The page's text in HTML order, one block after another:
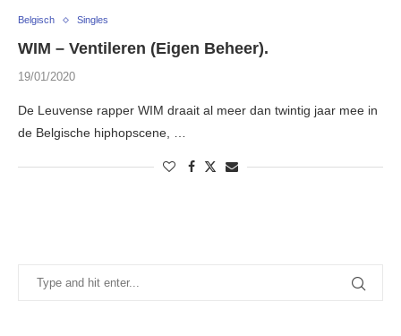
Belgisch Singles
WIM – Ventileren (Eigen Beheer).
19/01/2020
De Leuvense rapper WIM draait al meer dan twintig jaar mee in
de Belgische hiphopscene, …